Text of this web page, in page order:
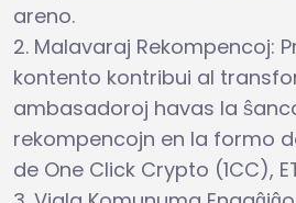
areno.
2. Malavaraj Rekompencoj:
kontento kontribui al
ambasadoroj havas la
rekompencojn en la formo
de One Click Crypto (1CC),